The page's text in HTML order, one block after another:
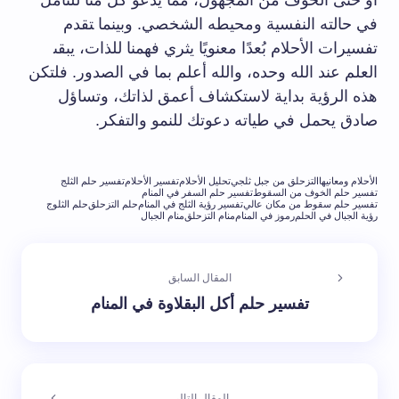
في حالته النفسية ومحيطه ⁣الشخصي. وبينما ‍تقدم
تفسيرات ⁤الأحلام بُعدًا⁤ معنويًا يثري فهمنا للذات، ​يبقى‍
العلم عند الله ⁢وحده، والله أعلم ⁤بما في الصدور. فلتكن
هذه الرؤية بداية لاستكشاف أعمق ​لذاتك، وتساؤل
صادق يحمل في طياته دعوتك للنمو والتفكر.
الأحلام ومعانيهاالتزحلق من جبل ثلجيتحليل الأحلامتفسير الأحلامتفسير حلم الثلج
تفسير حلم الخوف من السقوطتفسير حلم السفر في المنام
تفسير حلم سقوط من مكان عاليتفسير رؤية الثلج في المنامحلم التزحلقحلم الثلوج
رؤية الجبال في الحلمرموز في المناممنام التزحلقمنام الجبال
المقال السابق
تفسير حلم أكل البقلاوة في المنام